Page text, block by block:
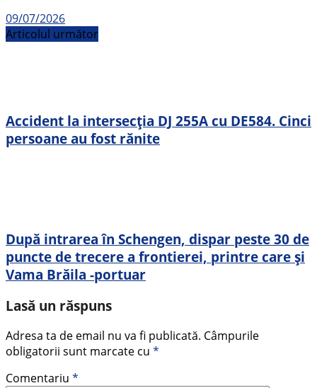
09/07/2026
Articolul următor
Accident la intersecția DJ 255A cu DE584. Cinci
persoane au fost rănite
După intrarea în Schengen, dispar peste 30 de
puncte de trecere a frontierei, printre care și
Vama Brăila -portuar
Lasă un răspuns
Adresa ta de email nu va fi publicată. Câmpurile
obligatorii sunt marcate cu *
Comentariu *